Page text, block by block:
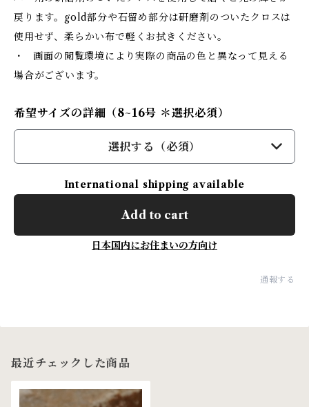
戻ります。gold部分や石留め部分は研磨剤のついたクロスは
使用せず、柔らかい布で軽くお拭きください。
・ 画面の閲覧環境により実際の商品の色と異なって見える
場合がございます。
希望サイズの詳細（8~16号 ＊選択必須）
選択する（必須）
International shipping available
Add to cart
日本国内にお住まいの方向け
通報する
最近チェックした商品